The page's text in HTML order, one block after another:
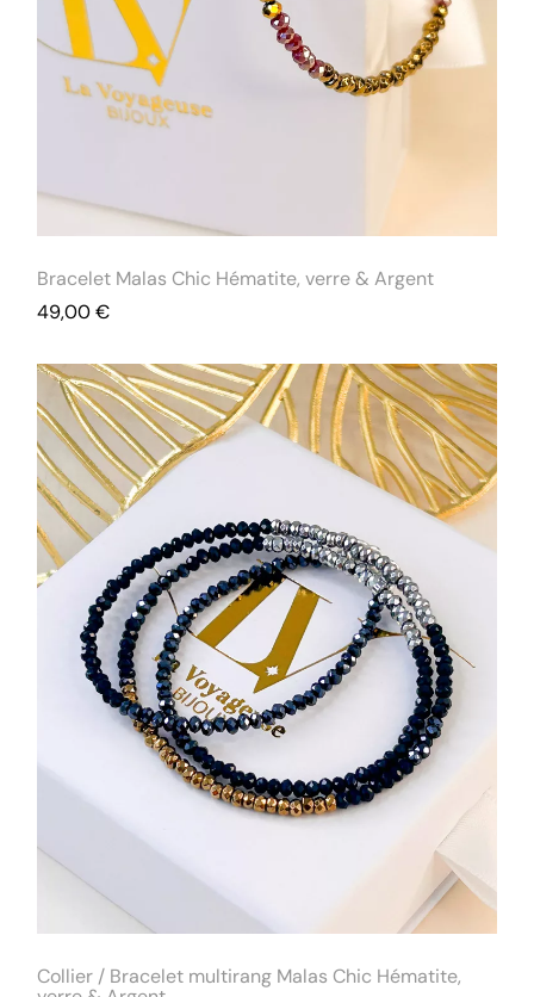
Bracelet Malas Chic Hématite, verre & Argent
49,00€
Collier / Bracelet multirang Malas Chic Hématite,